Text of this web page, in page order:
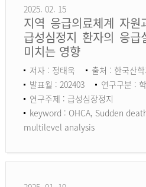
2025. 02. 15
지역 응급의료체계 자
급성심정지 환자의 응
미치는 영향
저자 : 정태욱
출처 : 한국산
발표월 : 202403
연구구분 :
연구주제 : 급성심장정지
keyword : OHCA, Sudden
multilevel analysis